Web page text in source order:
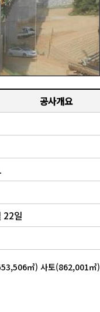
공사개요
22일
㎥) 사토(862,001㎥)